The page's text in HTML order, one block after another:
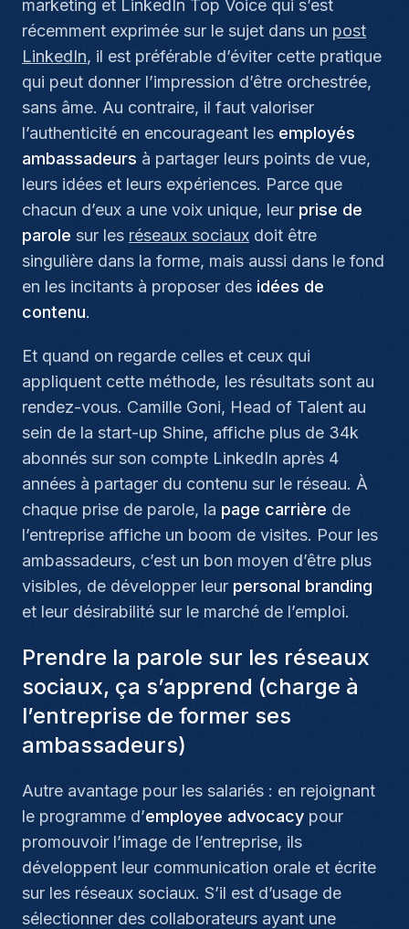
marketing et LinkedIn Top Voice qui s’est
récemment exprimée sur le sujet dans un post
LinkedIn, il est préférable d’éviter cette pratique
qui peut donner l’impression d’être orchestrée,
sans âme. Au contraire, il faut valoriser
l’authenticité en encourageant les employés
ambassadeurs à partager leurs points de vue,
leurs idées et leurs expériences. Parce que
chacun d’eux a une voix unique, leur prise de
parole sur les réseaux sociaux doit être
singulière dans la forme, mais aussi dans le fond
en les incitants à proposer des idées de
contenu.
Et quand on regarde celles et ceux qui
appliquent cette méthode, les résultats sont au
rendez-vous. Camille Goni, Head of Talent au
sein de la start-up Shine, affiche plus de 34k
abonnés sur son compte LinkedIn après 4
années à partager du contenu sur le réseau. À
chaque prise de parole, la page carrière de
l’entreprise affiche un boom de visites. Pour les
ambassadeurs, c’est un bon moyen d’être plus
visibles, de développer leur personal branding
et leur désirabilité sur le marché de l’emploi.
Prendre la parole sur les réseaux
sociaux, ça s’apprend (charge à
l’entreprise de former ses
ambassadeurs)
Autre avantage pour les salariés : en rejoignant
le programme d’employee advocacy pour
promouvoir l’image de l’entreprise, ils
développent leur communication orale et écrite
sur les réseaux sociaux. S’il est d’usage de
sélectionner des collaborateurs ayant une